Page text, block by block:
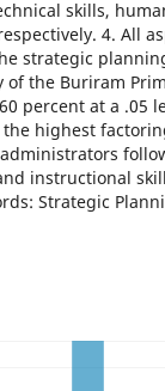
skills,
4. All
strategic
the Buriram
percent at a .05
highest
instructional
Strategic